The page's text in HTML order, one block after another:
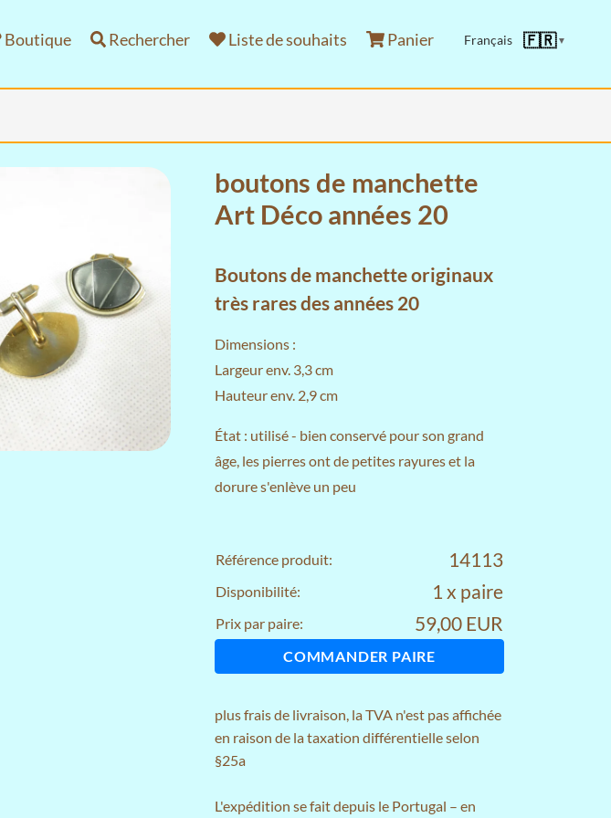
Boutique Rechercher Liste de souhaits Panier Français 🇫🇷▼
boutons de manchette
Art Déco années 20
Boutons de manchette originaux
très rares des années 20
Dimensions :
Largeur env. 3,3 cm
Hauteur env. 2,9 cm
État : utilisé - bien conservé pour son grand
âge, les pierres ont de petites rayures et la
dorure s'enlève un peu
Référence produit: 14113
Disponibilité: 1 x paire
Prix par paire: 59,00 EUR
COMMANDER PAIRE
plusfrais de livraison, la TVA n'est pas affichée
en raison de la taxation différentielle selon
§25a
L'expédition se fait depuis le Portugal – en